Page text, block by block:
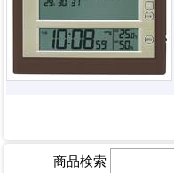
商品検索